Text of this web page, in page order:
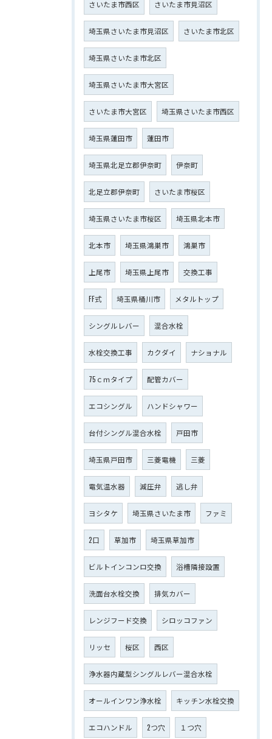
さいたま市西区 さいたま市見沼区
埼玉県さいたま市見沼区 さいたま市北区
埼玉県さいたま市北区
埼玉県さいたま市大宮区
さいたま市大宮区 埼玉県さいたま市西区
埼玉県蓮田市 蓮田市
埼玉県北足立郡伊奈町 伊奈町
北足立郡伊奈町 さいたま市桜区
埼玉県さいたま市桜区 埼玉県北本市
北本市 埼玉県鴻巣市 鴻巣市
上尾市 埼玉県上尾市 交換工事
FF式 埼玉県桶川市 メタルトップ
シングルレバー 混合水栓
水栓交換工事 カクダイ ナショナル
75ｃｍタイプ 配管カバー
エコシングル ハンドシャワー
台付シングル混合水栓 戸田市
埼玉県戸田市 三菱電機 三菱
電気温水器 減圧弁 逃し弁
ヨシタケ 埼玉県さいたま市 ファミ
2口 草加市 埼玉県草加市
ビルトインコンロ交換 浴槽隣接設置
洗面台水栓交換 排気カバー
レンジフード交換 シロッコファン
リッセ 桜区 西区
浄水器内蔵型シングルレバー混合水栓
オールインワン浄水栓 キッチン水栓交換
エコハンドル 2つ穴 １つ穴